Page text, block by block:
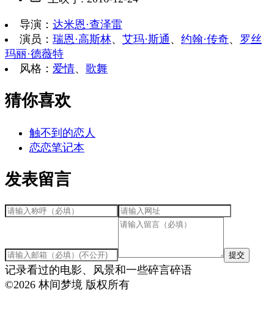
导演 ： 达米恩·查泽雷
演员 ： 瑞恩·高斯林、 艾玛·斯通 、 约翰·传奇、 罗丝
玛丽·德薇特
风格 ： 爱情、 歌舞
猜你喜欢
触不到的恋人
恋恋笔记本
发表留言
提交
记录看过的电影、风景和一些碎言碎语
©2026 林间梦境 版权所有